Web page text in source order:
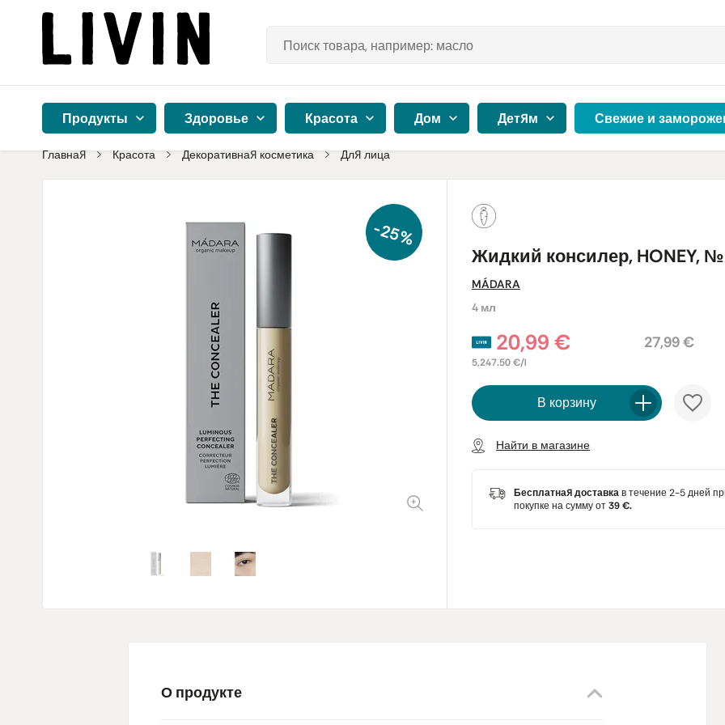
Продукты Здоровье Красота Дом Детям Свежие и
Главная Красота Декоративная косметика Для лица
-25%
Жидкий консилер, HONEY,
MÁDARA
4 мл
20,99 €
5,247.50 €/l
27,99 €
В корзину
Найти в магазине
Бесплатная доставкав течение 2-5 дней
покупке на сумму от39 €.
О продукте